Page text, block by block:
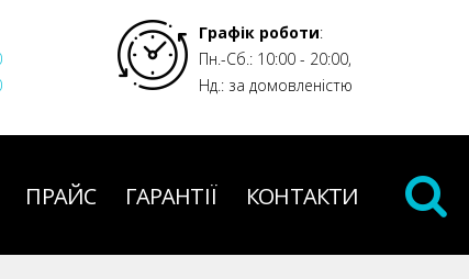
Графік роботи:
Пн.-Сб.: 10:00 - 20:00,
Нд.: за домовленістю
ПРАЙС ГАРАНТІЇ КОНТАКТИ